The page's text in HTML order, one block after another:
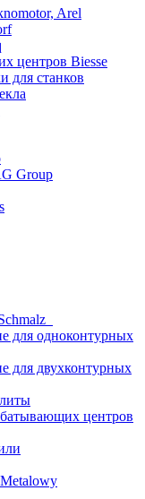
Arel
центров Biesse
для станков
Group
для одноконтурных
для двухконтурных
центров